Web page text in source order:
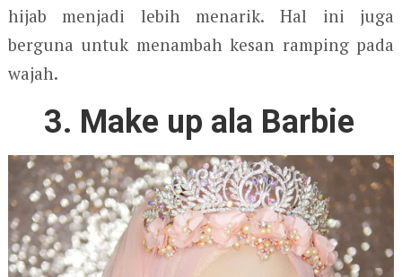
hijab menjadi lebih menarik. Hal ini juga
berguna untuk menambah kesan ramping pada
wajah.
3. Make up ala Barbie